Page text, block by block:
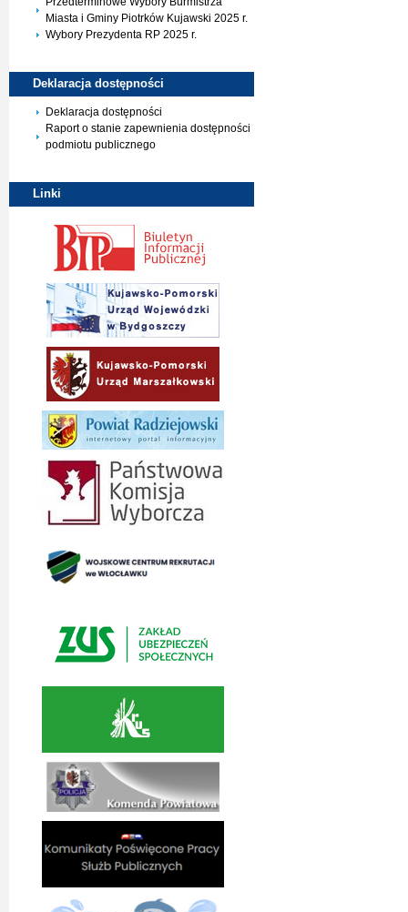
Miasta i Gminy Piotrków Kujawski 2025 r.
Wybory Prezydenta RP 2025 r.
Deklaracja dostępności
Deklaracja dostępności
Raport o stanie zapewnienia dostępności
podmiotu publicznego
Linki